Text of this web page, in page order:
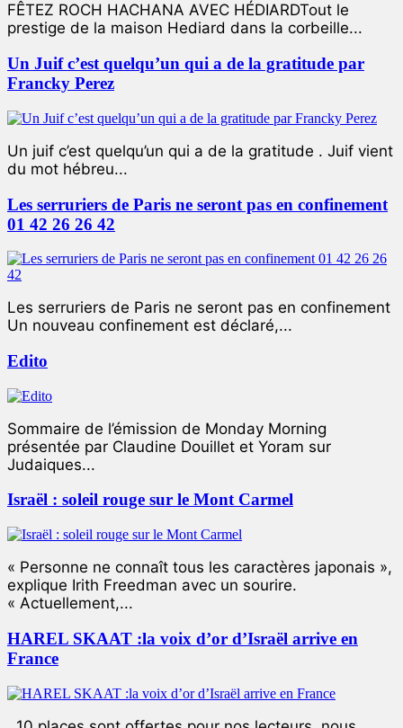
FÊTEZ ROCH HACHANA AVEC HÉDIARDTout le
prestige de la maison Hediard dans la corbeille...
Un Juif c’est quelqu’un qui a de la gratitude par
Francky Perez
Un juif c’est quelqu’un qui a de la gratitude . Juif vient
du mot hébreu...
Les serruriers de Paris ne seront pas en confinement
01 42 26 26 42
Les serruriers de Paris ne seront pas en confinement
Un nouveau confinement est déclaré,...
Edito
Sommaire de l’émission de Monday Morning
présentée par Claudine Douillet et Yoram sur
Judaiques...
Israël : soleil rouge sur le Mont Carmel
« Personne ne connaît tous les caractères japonais »,
explique Irith Freedman avec un sourire.
« Actuellement,...
HAREL SKAAT :la voix d’or d’Israël arrive en
France